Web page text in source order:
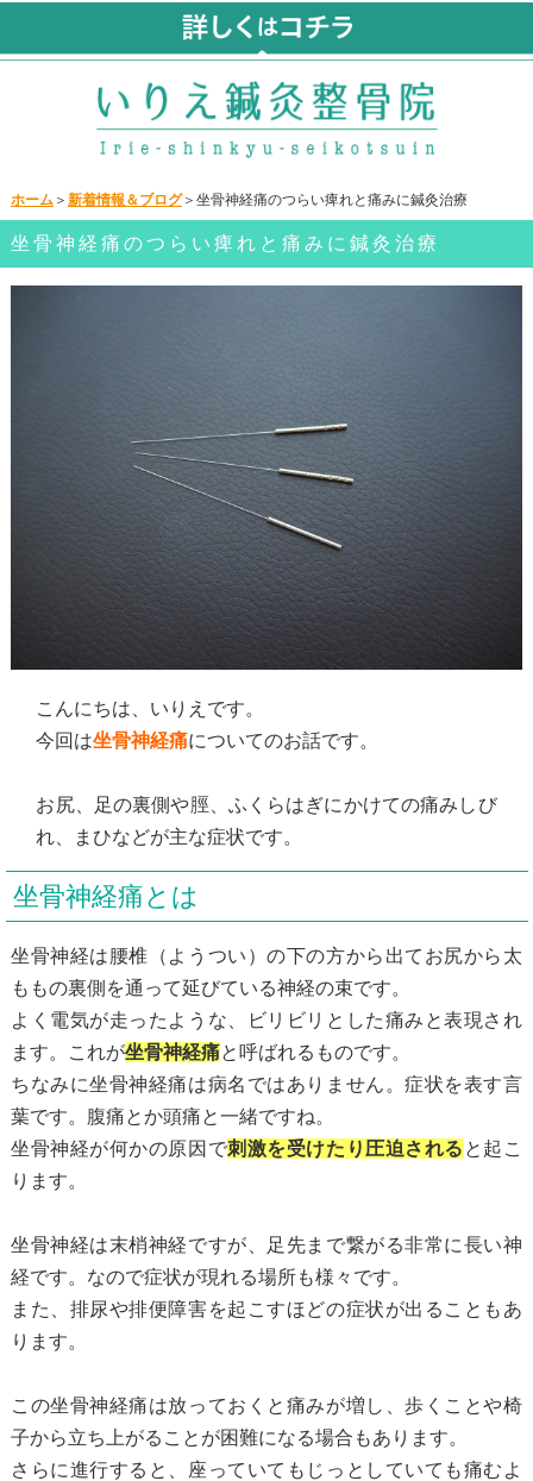
ホーム＞ 新着情報＆ブログ＞坐骨神経痛のつらい痺れと痛みに鍼灸治療
坐骨神経痛のつらい痺れと痛みに鍼灸治療
こんにちは、いりえです。
今回は坐骨神経痛についてのお話です。
お尻、足の裏側や脛、ふくらはぎにかけての痛みしび
れ、まひなどが主な症状です。
坐骨神経痛とは
坐骨神経は腰椎（ようつい）の下の方から出てお尻から太
ももの裏側を通って延びている神経の束です。
よく電気が走ったような、ビリビリとした痛みと表現され
ます。これが坐骨神経痛と呼ばれるものです。
ちなみに坐骨神経痛は病名ではありません。症状を表す言
葉です。腹痛とか頭痛と一緒ですね。
坐骨神経が何かの原因で刺激を受けたり圧迫される と起こ
ります。
坐骨神経は末梢神経ですが、足先まで繋がる非常に長い神
経です。なので症状が現れる場所も様々です。
また、排尿や排便障害を起こすほどの症状が出ることもあ
ります。
この坐骨神経痛は放っておくと痛みが増し、歩くことや椅
子から立ち上がることが困難になる場合もあります。
さらに進行すると、座っていてもじっとしていても痛むよ